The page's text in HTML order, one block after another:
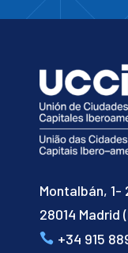
Montalbán, 1-
28014 Madrid
+34 915